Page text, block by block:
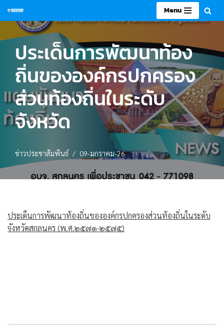
Skip
to
content
Menu
ประเด็นการพัฒนาท้อง
ถิ่นขององค์กรปกครอง
ส่วนท้องถิ่นในระดับ
จังหวัด
ข่าวประชาสัมพันธ์ 09-มกราคม-26
ประเด็นการพัฒนาท้องถิ่นขององค์กรปกครองส่วนท้องถิ่นในระดับ
จังหวัดสกลนคร (พ.ศ.๒๕๗๑-๒๕๗๕)